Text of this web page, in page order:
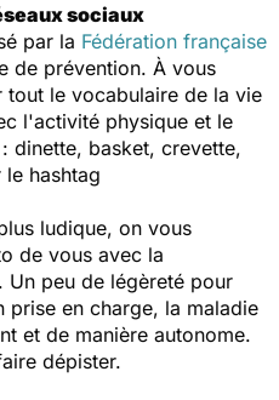
sociaux
par la Fédération française
de prévention. À vous
le vocabulaire de la vie
l'activité physique et le
dinette, basket, crevette,
hashtag
ludique, on vous
de vous avec la
Un peu de légèreté pour
prise en charge, la maladie
et de manière autonome.
dépister.